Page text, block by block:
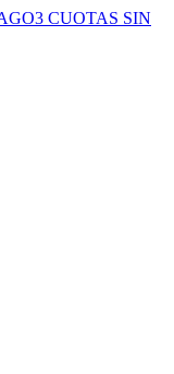
3 CUOTAS SIN